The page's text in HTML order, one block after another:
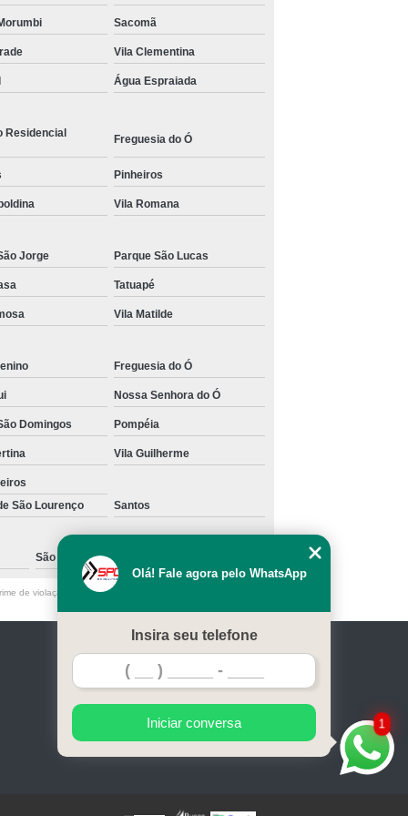
para Academia de Studio de Personal Trainer
Sacomã
Vila Clementina
Água Espraiada
Residencial
Freguesia do Ó
Pinheiros
Vila Romana
Jorge Parque São Lucas
Tatuapé
Vila Matilde
Freguesia do Ó
Nossa Senhora do Ó
Domingos Pompéia
Vila Guilherme
São Lourenço Santos
São Caetano do Sul
de violação de direito autoral – artigo 184 do Código Penal
Serviços
1
Olá! Fale agora pelo WhatsApp
Insira seu telefone
Iniciar conversa